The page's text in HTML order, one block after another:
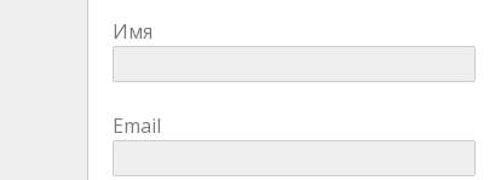
Имя
Email